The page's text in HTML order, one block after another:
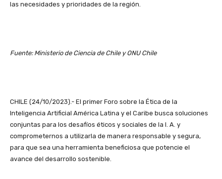
las necesidades y prioridades de la región.
Fuente: Ministerio de Ciencia de Chile y ONU Chile
CHILE (24/10/2023).- El primer Foro sobre la Ética de la
Inteligencia Artificial América Latina y el Caribe busca soluciones
conjuntas para los desafíos éticos y sociales de la I. A. y
comprometernos a utilizarla de manera responsable y segura,
para que sea una herramienta beneficiosa que potencie el
avance del desarrollo sostenible.